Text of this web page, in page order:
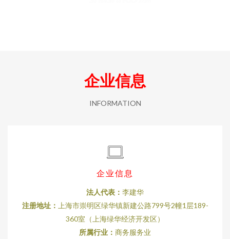
企业信息
INFORMATION
企业信息
法人代表： 李建华
注册地址：
上海市崇明区绿华镇新建公路799号2幢1层189-
360室（上海绿华经济开发区）
所属行业： 商务服务业